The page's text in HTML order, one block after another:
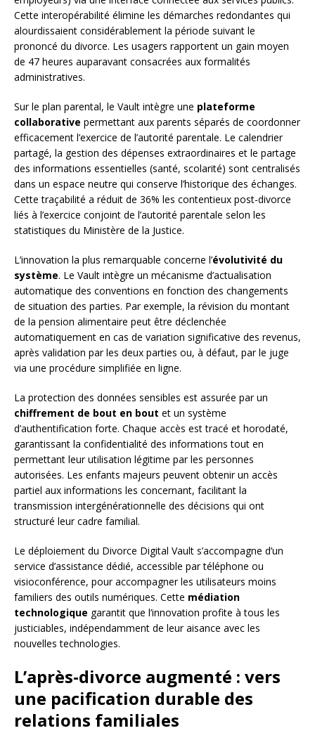
Cette interopérabilité élimine les démarches redondantes qui
alourdissaient considérablement la période suivant le
prononcé du divorce. Les usagers rapportent un gain moyen
de 47 heures auparavant consacrées aux formalités
administratives.
Sur le plan parental, le Vault intègre une plateforme
collaborative permettant aux parents séparés de coordonner
efficacement l’exercice de l’autorité parentale. Le calendrier
partagé, la gestion des dépenses extraordinaires et le partage
des informations essentielles (santé, scolarité) sont centralisés
dans un espace neutre qui conserve l’historique des échanges.
Cette traçabilité a réduit de 36% les contentieux post-divorce
liés à l’exercice conjoint de l’autorité parentale selon les
statistiques du Ministère de la Justice.
L’innovation la plus remarquable concerne l’évolutivité du
système. Le Vault intègre un mécanisme d’actualisation
automatique des conventions en fonction des changements
de situation des parties. Par exemple, la révision du montant
de la pension alimentaire peut être déclenchée
automatiquement en cas de variation significative des revenus,
après validation par les deux parties ou, à défaut, par le juge
via une procédure simplifiée en ligne.
La protection des données sensibles est assurée par un
chiffrement de bout en bout et un système
d’authentification forte. Chaque accès est tracé et horodaté,
garantissant la confidentialité des informations tout en
permettant leur utilisation légitime par les personnes
autorisées. Les enfants majeurs peuvent obtenir un accès
partiel aux informations les concernant, facilitant la
transmission intergénérationnelle des décisions qui ont
structuré leur cadre familial.
Le déploiement du Divorce Digital Vault s’accompagne d’un
service d’assistance dédié, accessible par téléphone ou
visioconférence, pour accompagner les utilisateurs moins
familiers des outils numériques. Cette médiation
technologique garantit que l’innovation profite à tous les
justiciables, indépendamment de leur aisance avec les
nouvelles technologies.
L’après-divorce augmenté : vers
une pacification durable des
relations familiales